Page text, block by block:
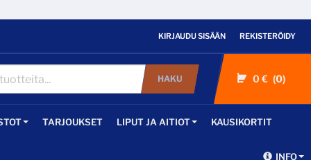
KIRJAUDU SISÄÄN REKISTERÖIDY
HAKU 0 € 0
TARJOUKSET LIPUT JA AITIOT KAUSIKORTIT
INFO